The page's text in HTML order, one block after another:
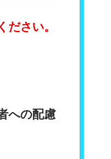
ださい。
への配慮